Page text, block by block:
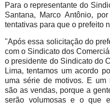
Para o representante do
Santana, Marco Antônio,
tentativas para que o prefeito
"Após essa solicitação do
com o Sindicato dos
o presidente do Sindicato do
Lima, tentamos um acordo
uma série de motivos. E um
são as vendas, porque a
serão volumosas e o que